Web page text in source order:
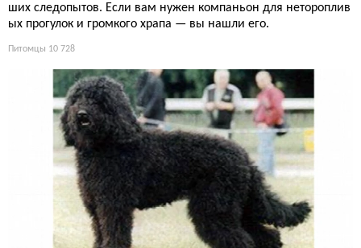
ших следопытов. Если вам нужен компаньон для нетороплив
ых прогулок и громкого храпа — вы нашли его.
Питомцы 10 728